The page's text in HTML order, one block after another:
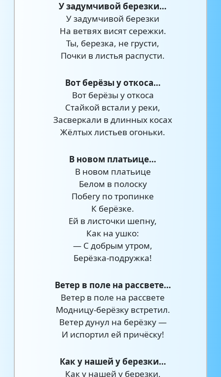
У задумчивой березки…
У задумчивой березки
На ветвях висят сережки.
Ты, березка, не грусти,
Почки в листья распусти.
Вот берёзы у откоса…
Вот берёзы у откоса
Стайкой встали у реки,
Засверкали в длинных косах
Жёлтых листьев огоньки.
В новом платьице…
В новом платьице
Белом в полоску
Побегу по тропинке
К берёзке.
Ей в листочки шепну,
Как на ушко:
— С добрым утром,
Берёзка-подружка!
Ветер в поле на рассвете…
Ветер в поле на рассвете
Модницу-берёзку встретил.
Ветер дунул на берёзку —
И испортил ей причёску!
Как у нашей у березки…
Как у нашей у березки,